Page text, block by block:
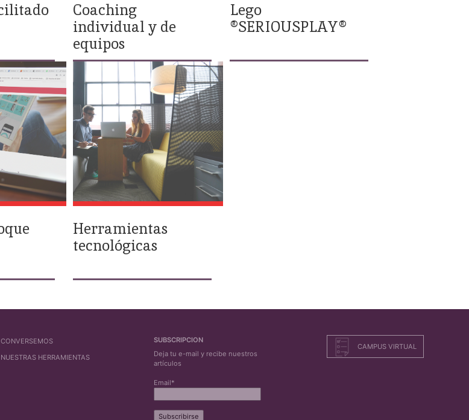
Coaching
individual y de
equipos
Lego
®SERIOUSPLAY®
Herramientas
tecnológicas
CONVERSEMOS
NUESTRAS HERRAMIENTAS
SUBSCRIPCION
Deja tu e-mail y recibe nuestros
artículos
Email*
CAMPUS VIRTUAL